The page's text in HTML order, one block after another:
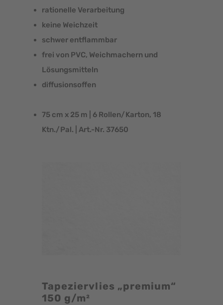
rationelle Verarbeitung
keine Weichzeit
schwer entflammbar
frei von PVC, Weichmachern und
Lösungsmitteln
diffusionsoffen
75 cm x 25 m | 6 Rollen/Karton, 18
Ktn./Pal. | Art.-Nr. 37650
Tapeziervlies „premium“
150 g/m²